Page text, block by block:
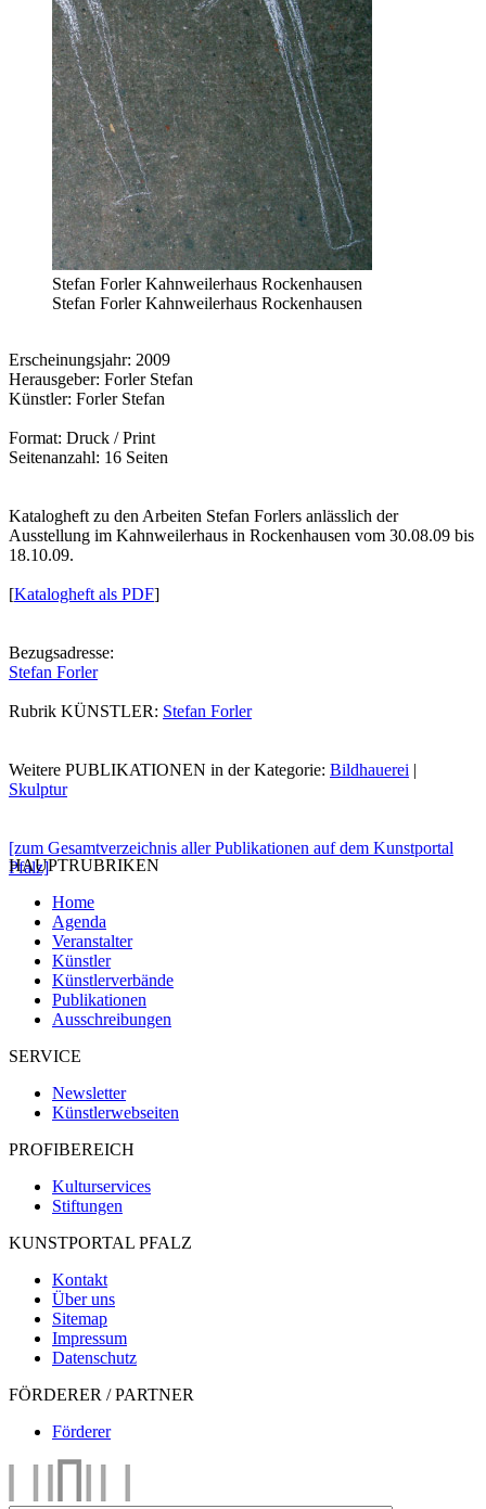
Stefan Forler Kahnweilerhaus Rockenhausen
Stefan Forler Kahnweilerhaus Rockenhausen
Erscheinungsjahr: 2009
Herausgeber: Forler Stefan
Künstler: Forler Stefan
Format: Druck / Print
Seitenanzahl: 16 Seiten
Katalogheft zu den Arbeiten Stefan Forlers anlässlich der
Ausstellung im Kahnweilerhaus in Rockenhausen vom 30.08.09 bis
18.10.09.
[Katalogheft als PDF]
Bezugsadresse:
Stefan Forler
Rubrik KÜNSTLER: Stefan Forler
Weitere PUBLIKATIONEN in der Kategorie: Bildhauerei |
Skulptur
[zum Gesamtverzeichnis aller Publikationen auf dem Kunstportal
Pfalz]
HAUPTRUBRIKEN
Home
Agenda
Veranstalter
Künstler
Künstlerverbände
Publikationen
Ausschreibungen
SERVICE
Newsletter
Künstlerwebseiten
PROFIBEREICH
Kulturservices
Stiftungen
KUNSTPORTAL PFALZ
Kontakt
Über uns
Sitemap
Impressum
Datenschutz
FÖRDERER / PARTNER
Förderer